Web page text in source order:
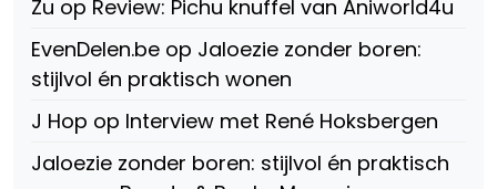
Zu op Review: Pichu knuffel van Aniworld4u
EvenDelen.be op Jaloezie zonder boren:
stijlvol én praktisch wonen
J Hop op Interview met René Hoksbergen
Jaloezie zonder boren: stijlvol én praktisch